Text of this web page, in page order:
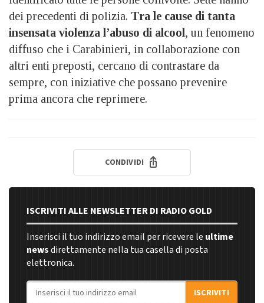
dei precedenti di polizia. Tra le cause di tanta
insensata violenza l’abuso di alcool , un fenomeno
diffuso che i Carabinieri, in collaborazione con
altri enti preposti, cercano di contrastare da
sempre, con iniziative che possano prevenire
prima ancora che reprimere.
CONDIVIDI
ISCRIVITI ALLE NEWSLETTER DI RADIO GOLD
Inserisci il tuo indirizzo email per ricevere le ultime
newsdirettamente nella tua casella di posta
elettronica.
Indirizzo email
ISCRIVITI